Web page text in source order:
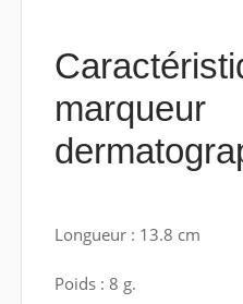
marqueur
Longueur : 13.8 cm
Poids : 8 g.